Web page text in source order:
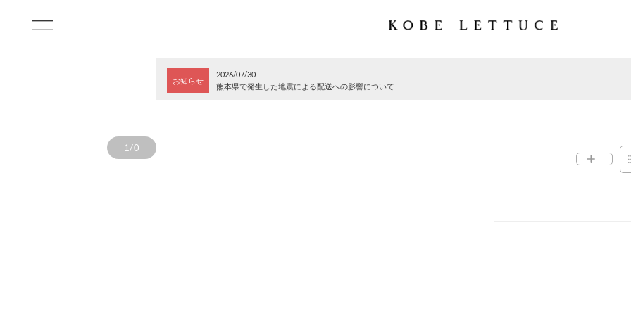
お知らせ
2026/07/30
熊本県で発生した地震による配送への影響について
1/0